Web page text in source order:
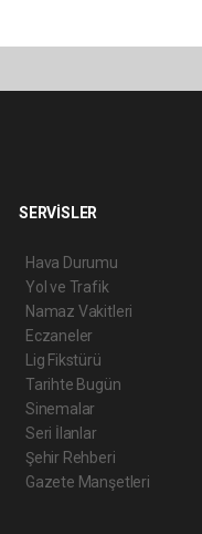
SERVİSLER
Hava Durumu
Yol ve Trafik
Namaz Vakitleri
Eczaneler
Lig Fikstürü
Tarihte Bugün
Sinemalar
Seri İlanlar
Şehir Rehberi
Gazete Manşetleri